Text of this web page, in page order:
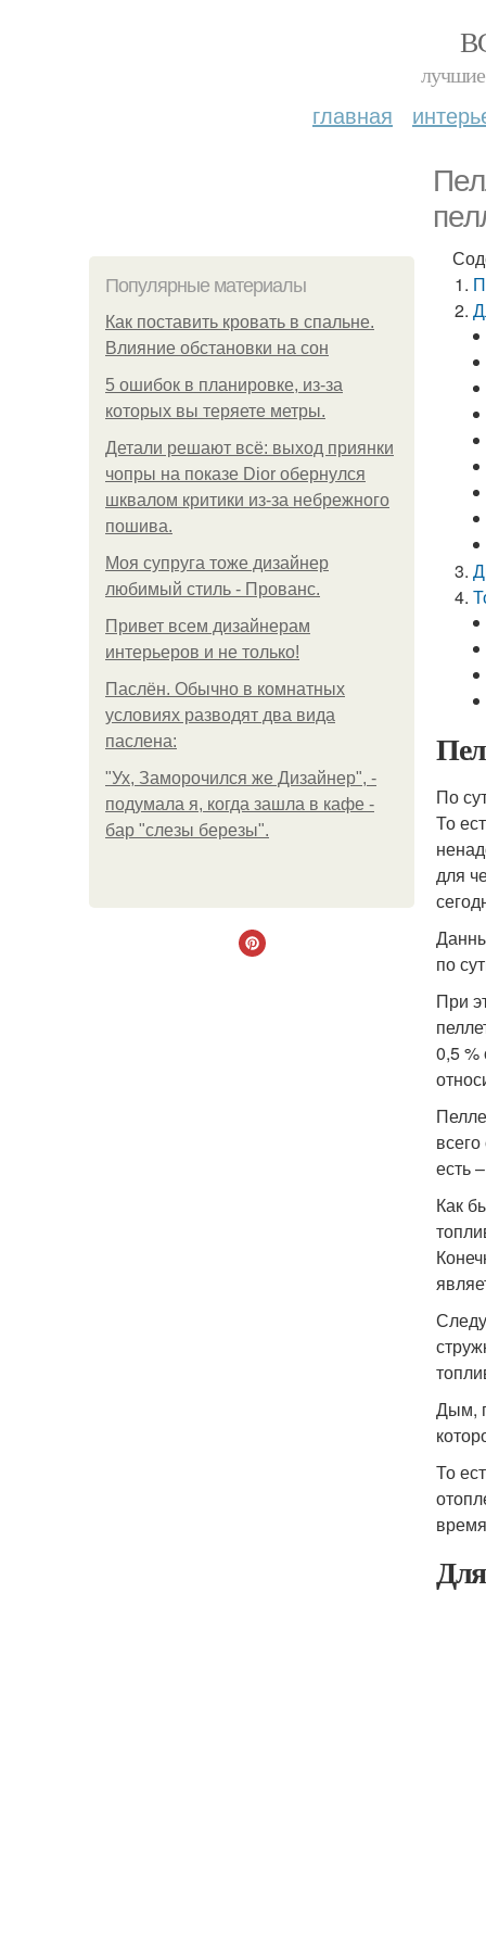
лучшие
главная
Популярные материалы
Как поставить кровать в спальне.
Влияние обстановки на сон
5 ошибок в планировке, из-за
которых вы теряете метры.
Детали решают всё: выход приянки
чопры на показе Dior обернулся
шквалом критики из-за небрежного
пошива.
Моя супруга тоже дизайнер
любимый стиль - Прованс.
Привет всем дизайнерам
интерьеров и не только!
Паслён. Обычно в комнатных
условиях разводят два вида
паслена:
"Ух, Заморочился же Дизайнер", -
подумала я, когда зашла в кафе -
бар "слезы березы".
По
То
для
по
При
0,5 %
есть
Как
Дым,
То